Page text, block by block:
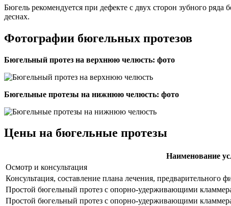
Бюгель рекомендуется при дефекте с двух сторон зубного
деснах.
Фотографии бюгельных протезов
Бюгельный протез на верхнюю челюсть: фото
Бюгельные протезы на нижнюю челюсть: фото
Цены на бюгельные протезы
Наименование
Осмотр и консультация
Консультация, составление плана лечения, предварительного
Простой бюгельный протез с опорно-удерживающими
Простой бюгельный протез с опорно-удерживающими